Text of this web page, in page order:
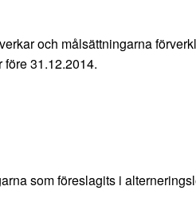
och målsättningarna
31.12.2014.
som föreslagits i